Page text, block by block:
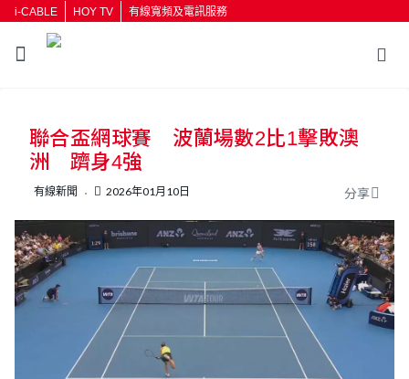
i-CABLE HOY TV 有線寬頻及電訊服務
按輸入鍵開始搜尋
聯合盃網球賽 波蘭場數2比1擊敗澳
洲 躋身4強
有線新聞 2026年01月10日 分享